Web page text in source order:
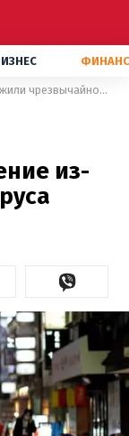
В Японии продолжили чрезвычайное положение из-за вспышки коронавируса
из-